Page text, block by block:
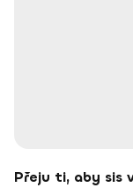
Přeju ti, aby sis